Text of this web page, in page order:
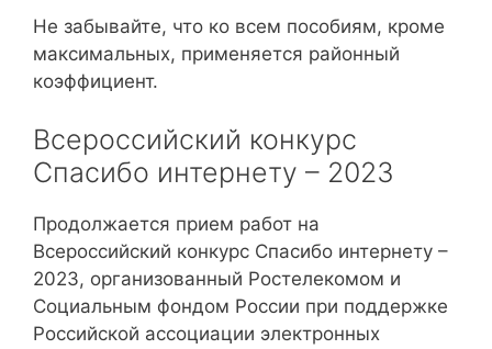
Не забывайте, что ко всем пособиям, кроме
максимальных, применяется районный
коэффициент.
Всероссийский конкурс
Спасибо интернету – 2023
Продолжается прием работ на
Всероссийский конкурс Спасибо интернету –
2023, организованный Ростелекомом и
Социальным фондом России при поддержке
Российской ассоциации электронных